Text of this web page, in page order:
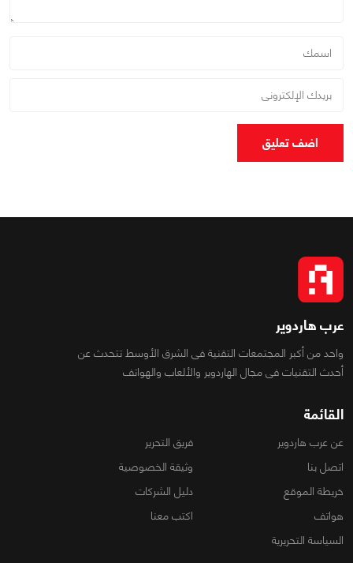
اضف تعليق
عرب هاردوير
واحد من أكبر المجتمعات التقنية فى الشرق الأوسط تتحدث عن
أحدث التقنيات فى مجال الهاردوير والألعاب والهواتف
القائمة
عن عرب هاردوير
فريق التحرير
اتصل بنا
وثيقة الخصوصية
خريطة الموقع
دليل الشركات
هواتف
اكتب معنا
السياسة التحريرية